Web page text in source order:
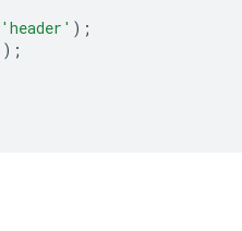
'header' );
);